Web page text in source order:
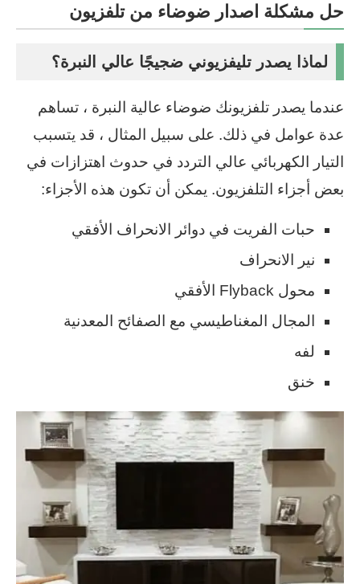
حل مشكلة اصدار ضوضاء من تلفزيون
لماذا يصدر تليفزيوني ضجيجًا عالي النبرة؟
عندما يصدر تلفزيونك ضوضاء عالية النبرة ، تساهم
عدة عوامل في ذلك. على سبيل المثال ، قد يتسبب
التيار الكهربائي عالي التردد في حدوث اهتزازات في
بعض أجزاء التلفزيون. يمكن أن تكون هذه الأجزاء:
حبات الفريت في دوائر الانحراف الأفقي
نير الانحراف
محول Flyback الأفقي
المجال المغناطيسي مع الصفائح المعدنية
لفه
خنق